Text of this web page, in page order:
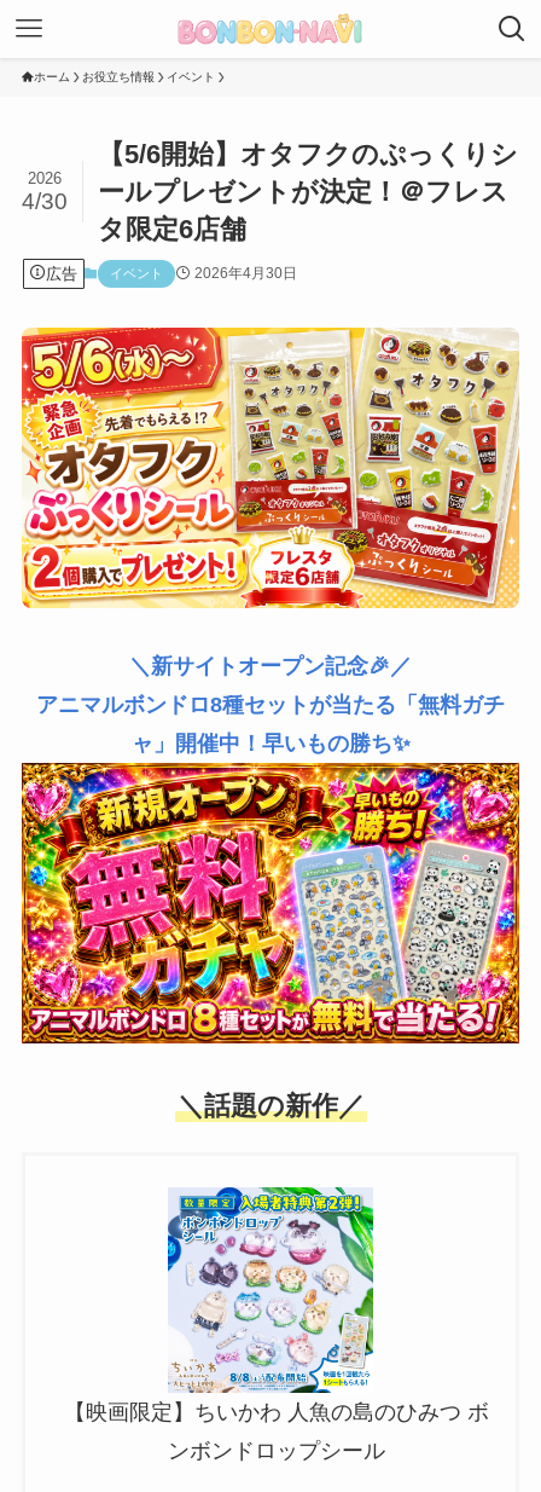
ホーム お役立ち情報 イベント
【5/6開始】オタフクのぷっくりシ
ールプレゼントが決定！＠フレス
タ限定6店舗
2026
4/30
広告 イベント 2026年4月30日
＼新サイトオープン記念🎉／
アニマルボンドロ8種セットが当たる「無料ガチ
ャ」開催中！早いもの勝ち✨
＼話題の新作／
【映画限定】ちいかわ 人魚の島のひみつ ボ
ンボンドロップシール